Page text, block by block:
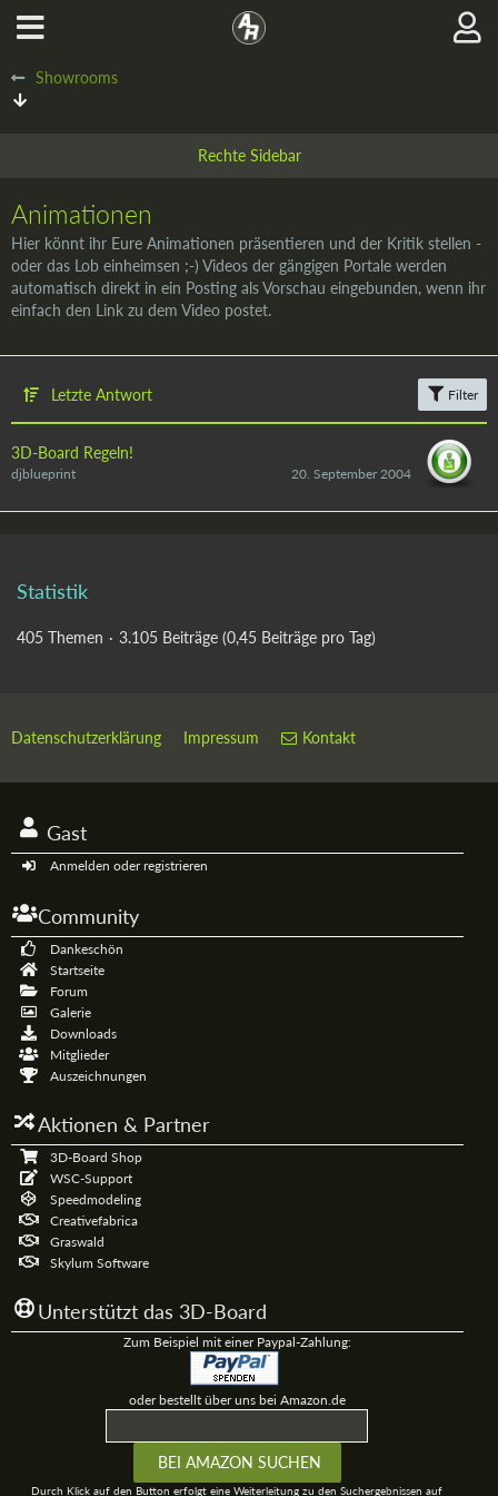
Showrooms
Animationen
Hier könnt ihr Eure Animationen präsentieren und der Kritik stellen -
oder das Lob einheimsen ;-) Videos der gängigen Portale werden
automatisch direkt in ein Posting als Vorschau eingebunden, wenn ihr
einfach den Link zu dem Video postet.
Letzte Antwort Filter
3D-Board Regeln!
djblueprint 20. September 2004
Statistik
405 Themen 3.105 Beiträge (0,45 Beiträge pro Tag)
Datenschutzerklärung Impressum Kontakt
Gast
Anmelden oder registrieren
Community
Dankeschön
Startseite
Forum
Galerie
Downloads
Mitglieder
Auszeichnungen
Aktionen & Partner
3D-Board Shop
WSC-Support
Speedmodeling
Creativefabrica
Graswald
Skylum Software
Unterstützt das 3D-Board
Zum Beispiel mit einer Paypal-Zahlung:
oder bestellt über uns bei Amazon.de
Durch Klick auf den Button erfolgt eine Weiterleitung zu den Suchergebnissen auf